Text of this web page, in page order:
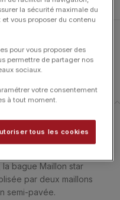
Bagues, Bijoux Noël,
18 carats et diamants.
la vision d’une joaillerie
et tout le temps.
bague Maillon star
par deux maillons
semi-pavée.
la sécurité maximale du
vous proposer du contenu
pour vous proposer des
permettre de partager nos
sociaux.
votre consentement
à tout moment.
tous les cookies